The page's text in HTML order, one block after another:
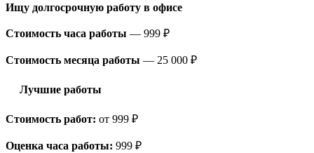
Ищу долгосрочную работу в офисе
Стоимость часа работы — 999 ₽
Стоимость месяца работы — 25 000 ₽
Лучшие работы
Стоимость работ: от 999 ₽
Оценка часа работы: 999 ₽